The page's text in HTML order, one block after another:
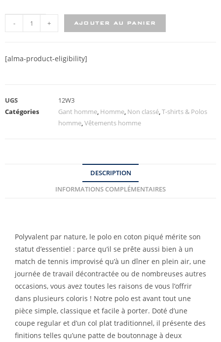
- + AJOUTER AU PANIER
[alma-product-eligibility]
UGS
12W3
Catégories
Gant homme, Homme, Non classé,T-shirts & Polos
homme,Vêtements homme
DESCRIPTION
INFORMATIONS COMPLÉMENTAIRES
Polyvalent par nature, le polo en coton piqué mérite son
statut d’essentiel : parce qu’il se prête aussi bien à un
match de tennis improvisé qu’à un dîner en plein air, une
journée de travail décontractée ou de nombreuses autres
occasions, vous avez toutes les raisons de vous l’offrir
dans plusieurs coloris ! Notre polo est avant tout une
pièce simple, classique et facile à porter. Doté d’une
coupe regular et d’un col plat traditionnel, il présente des
finitions telles qu’une patte de boutonnage à deux